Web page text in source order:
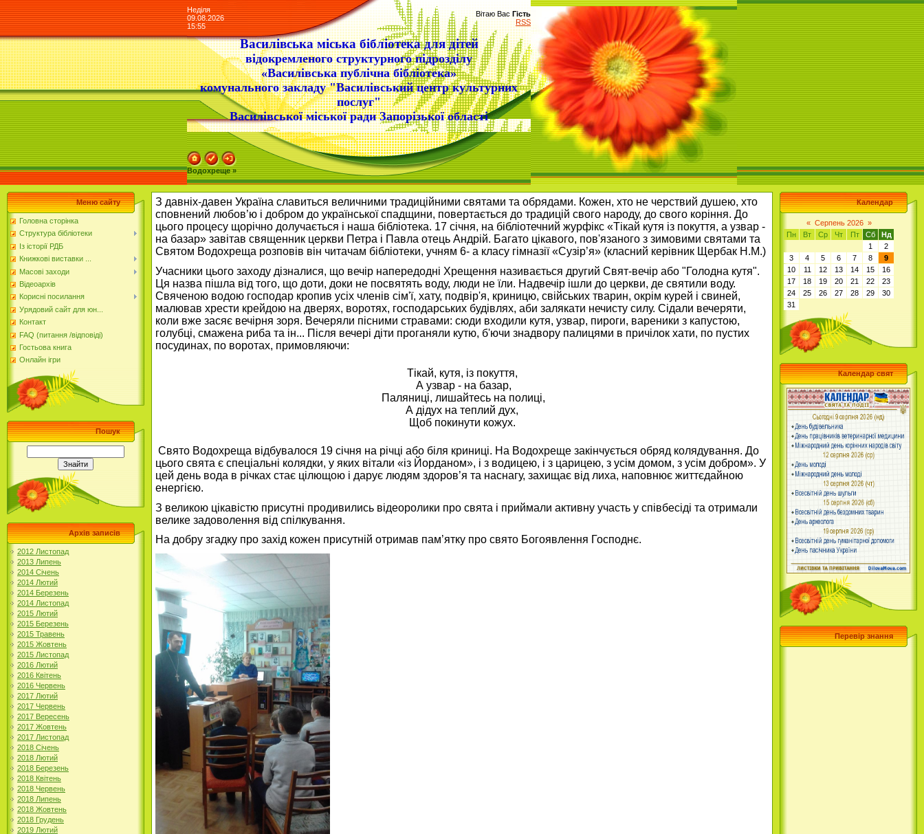
Неділя
09.08.2026
15:55
Вітаю Вас Гість
RSS
Василівська міська бібліотека для дітей
відокремленого структурного підрозділу
«Василівська публічна бібліотека»
комунального закладу "Василівський центр культурних
послуг"
Василівської міської ради Запорізької області
Водохреще »
Меню сайту
Головна сторінка
Структура бібліотеки
Із історії РДБ
Книжкові виставки ...
Масові заходи
Відеоархів
Корисні посилання
Урядовий сайт для юн...
Контакт
FAQ (питання /відповіді)
Гостьова книга
Онлайн ігри
Пошук
Архів записів
2012 Листопад
2013 Липень
2014 Січень
2014 Лютий
2014 Березень
2014 Листопад
2015 Лютий
2015 Березень
2015 Травень
2015 Жовтень
2015 Листопад
2016 Лютий
2016 Квітень
2016 Червень
2017 Лютий
2017 Червень
2017 Вересень
2017 Жовтень
2017 Листопад
2018 Січень
2018 Лютий
2018 Березень
2018 Квітень
2018 Червень
2018 Липень
2018 Жовтень
2018 Грудень
2019 Лютий
З давніх-давен Україна славиться величними традиційними святами та обрядами. Кожен, хто не черствий душею, хто
сповнений любов’ю і добром до української спадщини, повертається до традицій свого народу, до свого коріння. До
цього процесу щорічно долучається і наша бібліотека. 17 січня, на бібліотечний журфікс «Тікай кутя із покуття, а узвар -
на базар» завітав священник церкви Петра і Павла отець Андрій. Багато цікавого, пов'язаного з зимовими святами та
Святом Водохреща розповів він читачам бібліотеки, учням 6- а класу гімназії «Сузір’я» (класний керівник Щербак Н.М.)
Учасники цього заходу дізналися, що вечір напередодні Хрещення називається другий Свят-вечір або "Голодна кутя".
Ця назва пішла від того, що доти, доки не посвятять воду, люди не їли. Надвечір ішли до церкви, де святили воду.
Свяченою водою господар кропив усіх членів сім'ї, хату, подвір'я, криницю, свійських тварин, окрім курей і свиней,
малював хрести крейдою на дверях, воротях, господарських будівлях, аби залякати нечисту силу. Сідали вечеряти,
коли вже засяє вечірня зоря. Вечеряли пісними стравами: сюди входили кутя, узвар, пироги, вареники з капустою,
голубці, смажена риба та ін... Після вечері діти проганяли кутю, б'ючи знадвору палицями в причілок хати, по пустих
посудинах, по воротах, примовляючи:
Тікай, кутя, із покуття,
А узвар - на базар,
Паляниці, лишайтесь на полиці,
А дідух на теплий дух,
Щоб покинути кожух.
Свято Водохреща відбувалося 19 січня на річці або біля криниці. На Водохреще закінчується обряд колядування. До
цього свята є спеціальні колядки, у яких вітали «із Йорданом», і з водицею, і з царицею, з усім домом, з усім добром». У
цей день вода в річках стає цілющою і дарує людям здоров’я та наснагу, захищає від лиха, наповнює життєдайною
енергією.
З великою цікавістю присутні продивились відеоролики про свята і приймали активну участь у співбесіді та отримали
велике задоволення від спілкування.
На добру згадку про захід кожен присутній отримав пам’ятку про свято Богоявлення Господнє.
Календар
« Серпень 2026 »
Пн
Вт Ср Чт Пт Сб
Нд
1
2
3
4 5 6 7 8
9
10
11 12 13 14 15
16
17
18 19 20 21 22
23
24
25 26 27 28 29
30
31
Календар свят
Перевір знання